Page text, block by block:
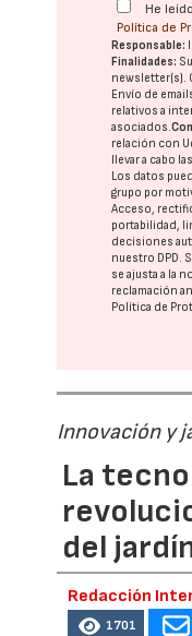
He
Política de
Responsable:
Finalidades:
newsletter(s).
Envío de
relativos a
asociados.
relación con
llevar a cabo
Los datos
grupo por
Acceso,
portabilidad,
decisiones
nuestro DPD.
se ajusta a la
reclamación
Política de
Innovación y
La
del
Redacción
1701